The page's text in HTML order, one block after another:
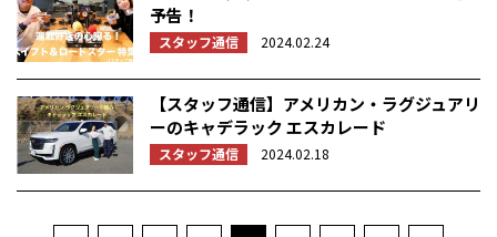
予告！
スタッフ通信 2024.02.24
【スタッフ通信】アメリカン・ラグジュアリ
ーのキャデラック エスカレード
スタッフ通信 2024.02.18